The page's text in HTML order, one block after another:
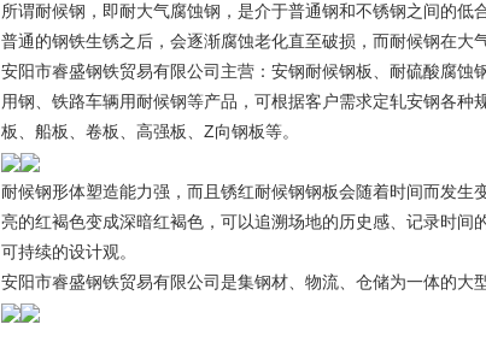
所谓耐候钢，即耐大气腐蚀钢，是介于普通钢和不锈钢之间的低
普通的钢铁生锈之后，会逐渐腐蚀老化直至破损，而耐候钢在大
安阳市睿盛钢铁贸易有限公司主营：安钢耐候钢板、耐硫酸腐
用钢、铁路车辆用耐候钢等产品，可根据客户需求定轧安钢各
板、船板、卷板、高强板、Z向钢板等。
耐候钢形体塑造能力强，而且锈红耐候钢钢板会随着时间而发
亮的红褐色变成深暗红褐色，可以追溯场地的历史感、记录时间
可持续的设计观。
安阳市睿盛钢铁贸易有限公司是集钢材、物流、仓储为一体的大